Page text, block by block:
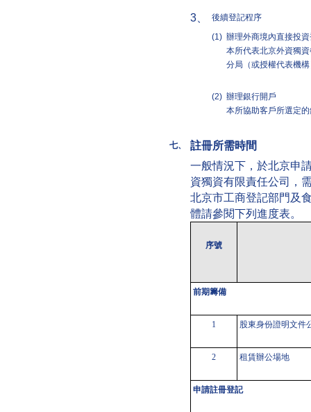
3、
後續登記程序
(1) 辦理外商境內直接投
本所代表北京外資獨
分局（或授權代表機
(2) 辦理銀行開戶
本所協助客戶所選定
七、
註冊所需時間
一般情況下，於北京申
資獨資有限責任公司，
北京市工商登記部門及
體請參閱下列進度表。
序號
前期籌備
1 股東身份證明文件
2 租賃辦公場地
申請註冊登記